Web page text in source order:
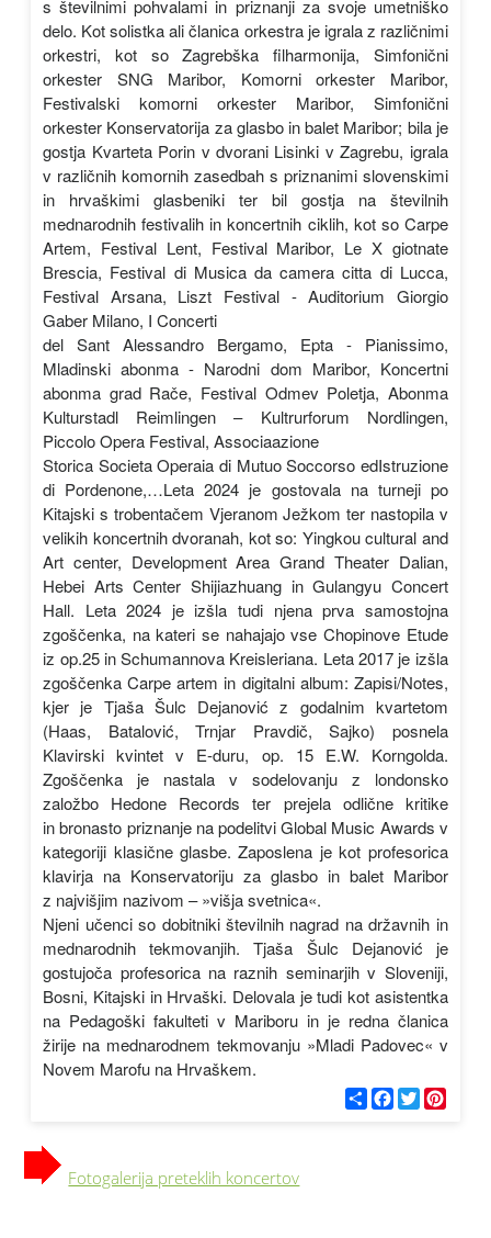
s številnimi pohvalami in priznanji za svoje umetniško
delo. Kot solistka ali članica orkestra je igrala z različnimi
orkestri, kot so Zagrebška filharmonija, Simfonični
orkester SNG Maribor, Komorni orkester Maribor,
Festivalski komorni orkester Maribor, Simfonični
orkester Konservatorija za glasbo in balet Maribor; bila je
gostja Kvarteta Porin v dvorani Lisinki v Zagrebu, igrala
v različnih komornih zasedbah s priznanimi slovenskimi
in hrvaškimi glasbeniki ter bil gostja na številnih
mednarodnih festivalih in koncertnih ciklih, kot so Carpe
Artem, Festival Lent, Festival Maribor, Le X giotnate
Brescia, Festival di Musica da camera citta di Lucca,
Festival Arsana, Liszt Festival - Auditorium Giorgio
Gaber Milano, I Concerti
del Sant Alessandro Bergamo, Epta - Pianissimo,
Mladinski abonma - Narodni dom Maribor, Koncertni
abonma grad Rače, Festival Odmev Poletja, Abonma
Kulturstadl Reimlingen – Kultrurforum Nordlingen,
Piccolo Opera Festival, Associaazione
Storica Societa Operaia di Mutuo Soccorso edIstruzione
di Pordenone,…Leta 2024 je gostovala na turneji po
Kitajski s trobentačem Vjeranom Ježkom ter nastopila v
velikih koncertnih dvoranah, kot so: Yingkou cultural and
Art center, Development Area Grand Theater Dalian,
Hebei Arts Center Shijiazhuang in Gulangyu Concert
Hall. Leta 2024 je izšla tudi njena prva samostojna
zgoščenka, na kateri se nahajajo vse Chopinove Etude
iz op.25 in Schumannova Kreisleriana. Leta 2017 je izšla
zgoščenka Carpe artem in digitalni album: Zapisi/Notes,
kjer je Tjaša Šulc Dejanović z godalnim kvartetom
(Haas, Batalović, Trnjar Pravdič, Sajko) posnela
Klavirski kvintet v E-duru, op. 15 E.W. Korngolda.
Zgoščenka je nastala v sodelovanju z londonsko
založbo Hedone Records ter prejela odlične kritike
in bronasto priznanje na podelitvi Global Music Awards v
kategoriji klasične glasbe. Zaposlena je kot profesorica
klavirja na Konservatoriju za glasbo in balet Maribor
z najvišjim nazivom – »višja svetnica«.
Njeni učenci so dobitniki številnih nagrad na državnih in
mednarodnih tekmovanjih. Tjaša Šulc Dejanović je
gostujoča profesorica na raznih seminarjih v Sloveniji,
Bosni, Kitajski in Hrvaški. Delovala je tudi kot asistentka
na Pedagoški fakulteti v Mariboru in je redna članica
žirije na mednarodnem tekmovanju »Mladi Padovec« v
Novem Marofu na Hrvaškem.
С
п
F
a
T
w
P
i
Fotogalerija preteklih koncertov